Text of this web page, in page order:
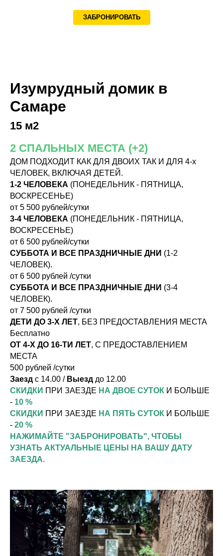
ЗАБРОНИРОВАТЬ
Изумрудный домик в
Самаре
15 м2
2 СПАЛЬНЫХ МЕСТА (+2)
ДОМ ПОДХОДИТ КАК ДЛЯ ДВОИХ ТАК И ДЛЯ 4-х
ЧЕЛОВЕК, ВКЛЮЧАЯ ДЕТЕЙ.
1-2 ЧЕЛОВЕКА (ПОНЕДЕЛЬНИК - ПЯТНИЦА,
ВОСКРЕСЕНЬЕ)
от 5 500 рублей/сутки
3-4 ЧЕЛОВЕКА (ПОНЕДЕЛЬНИК - ПЯТНИЦА,
ВОСКРЕСЕНЬЕ)
от 6 500 рублей/сутки
СУББОТА И ВСЕ ПРАЗДНИЧНЫЕ ДНИ (1-2
ЧЕЛОВЕК).
от 6 500 рублей /сутки
СУББОТА И ВСЕ ПРАЗДНИЧНЫЕ ДНИ (3-4
ЧЕЛОВЕК).
от 7 500 рублей /сутки
ДЕТИ ДО 3-Х ЛЕТ, БЕЗ ПРЕДОСТАВЛЕНИЯ МЕСТА
Бесплатно
ОТ 4-Х ДО 16-ТИ ЛЕТ, С ПРЕДОСТАВЛЕНИЕМ
МЕСТА
500 рублей /сутки
Заезд с 14.00 / Выезд до 12.00
СКИДКИ ПРИ ЗАЕЗДЕ НА ДВОЕ СУТОК И БОЛЬШЕ
- 10 %
СКИДКИ ПРИ ЗАЕЗДЕ НА ПЯТЬ СУТОК И БОЛЬШЕ
- 20 %
НАЖИМАЙТЕ "ЗАБРОНИРОВАТЬ", ЧТОБЫ
УЗНАТЬ АКТУАЛЬНЫЕ ЦЕНЫ НА ВАШУ ДАТУ
ЗАЕЗДА.